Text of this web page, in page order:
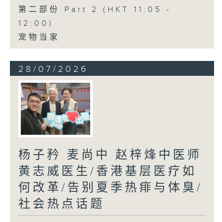
第二部份 Part 2 (HKT 11:05 -
12:00)
宠物当家
28/07/2026
杨子矜 麦尚中 赵梓烽中医师
黄志威医生/香港基层医疗如
何改革/告别夏季热痱与体臭/
社会热点话题